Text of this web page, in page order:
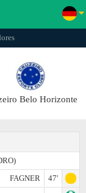
Belo Horizonte
FAGNER
47'